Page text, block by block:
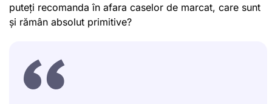
puteți recomanda în afara caselor de marcat, care sunt
și rămân absolut primitive?